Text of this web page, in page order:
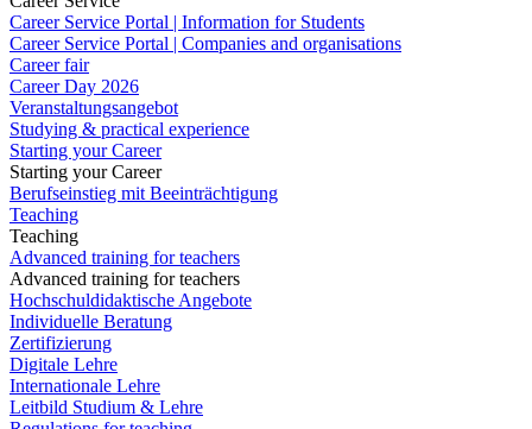
Career Service Portal | Information for Students
Career Service Portal | Companies and organisations
Career fair
Career Day 2026
Veranstaltungsangebot
Studying & practical experience
Starting your Career
Starting your Career
Berufseinstieg mit Beeinträchtigung
Teaching
Teaching
Advanced training for teachers
Advanced training for teachers
Hochschuldidaktische Angebote
Individuelle Beratung
Zertifizierung
Digitale Lehre
Internationale Lehre
Leitbild Studium & Lehre